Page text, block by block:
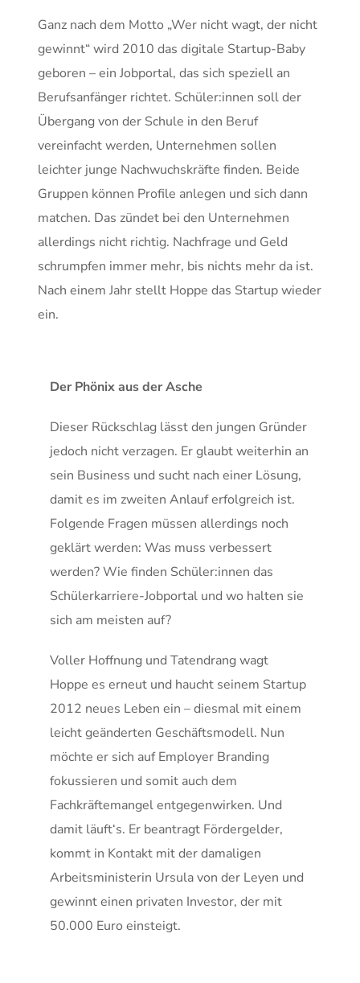
Ganz nach dem Motto „Wer nicht wagt, der nicht
gewinnt“ wird 2010 das digitale Startup-Baby
geboren – ein Jobportal, das sich speziell an
Berufsanfänger richtet. Schüler:innen soll der
Übergang von der Schule in den Beruf
vereinfacht werden, Unternehmen sollen
leichter junge Nachwuchskräfte finden. Beide
Gruppen können Profile anlegen und sich dann
matchen. Das zündet bei den Unternehmen
allerdings nicht richtig. Nachfrage und Geld
schrumpfen immer mehr, bis nichts mehr da ist.
Nach einem Jahr stellt Hoppe das Startup wieder
ein.
Der Phönix aus der Asche
Dieser Rückschlag lässt den jungen Gründer
jedoch nicht verzagen. Er glaubt weiterhin an
sein Business und sucht nach einer Lösung,
damit es im zweiten Anlauf erfolgreich ist.
Folgende Fragen müssen allerdings noch
geklärt werden: Was muss verbessert
werden? Wie finden Schüler:innen das
Schülerkarriere-Jobportal und wo halten sie
sich am meisten auf?
Voller Hoffnung und Tatendrang wagt
Hoppe es erneut und haucht seinem Startup
2012 neues Leben ein – diesmal mit einem
leicht geänderten Geschäftsmodell. Nun
möchte er sich auf Employer Branding
fokussieren und somit auch dem
Fachkräftemangel entgegenwirken. Und
damit läuft‘s. Er beantragt Fördergelder,
kommt in Kontakt mit der damaligen
Arbeitsministerin Ursula von der Leyen und
gewinnt einen privaten Investor, der mit
50.000 Euro einsteigt.